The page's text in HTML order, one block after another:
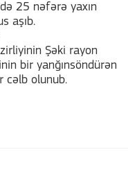
25 nəfərə yaxın
aşıb.
Şəki rayon
bir yanğınsöndürən
cəlb olunub.